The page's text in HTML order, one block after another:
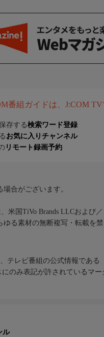
番組ガイドは、J:COM
存する検索ワード登録
お気に入りチャンネル
リモート録画予約
合がございます。
米国TiVo Brands LLCおよび
る素材の無断複写・転載を禁
テレビ番組の公式情報である
のみ表記が許されているマー
ル